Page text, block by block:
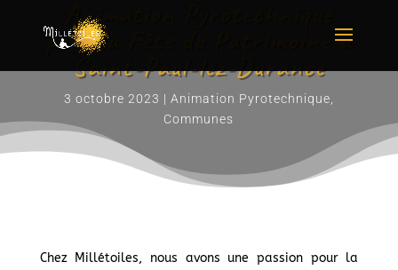
Animation Pyrotechnique
pour la Fête du Patrimoine à
Saint-Paul-lez-Durance
3 octobre 2023 | Animation Pyrotechnique
Communes
Chez Millétoiles, nous avons une passion pour la